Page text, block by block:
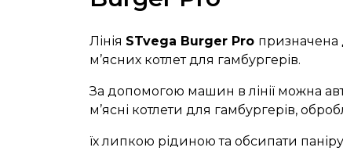
Лінія STvega Burger Pro призначена
м’ясних котлет для гамбургерів.
За допомогою машин в лінії можна
м’ясні котлети для гамбургерів,
їх липкою рідиною та обсипати